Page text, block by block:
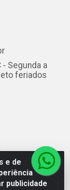
e de
publicidade
- Segunda a
feriados
Monteiro, 7049
000 - CNPJ